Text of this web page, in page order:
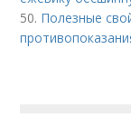
50. Полезные